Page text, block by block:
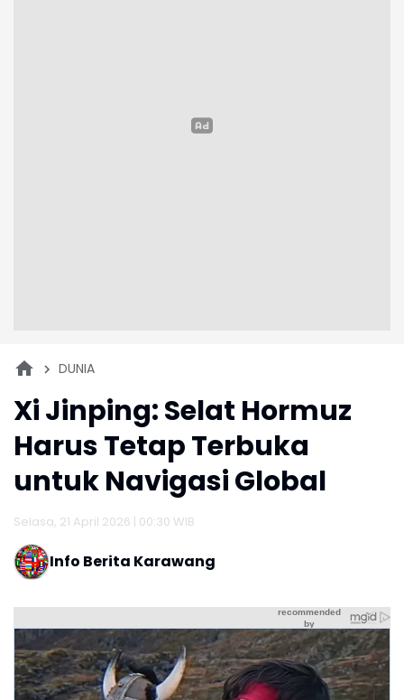
DUNIA
Xi Jinping: Selat Hormuz
Harus Tetap Terbuka
untuk Navigasi Global
Selasa, 21 April 2026 | 00:30 WIB
Info Berita Karawang